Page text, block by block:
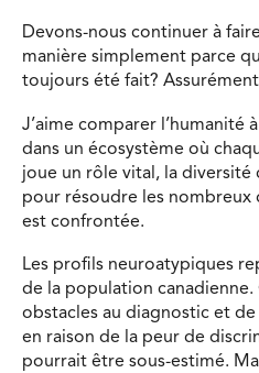
Devons-nous continuer à
manière simplement parce
toujours été fait?
J’aime comparer l’humanité
dans un écosystème où
joue un rôle vital, la diversité
pour résoudre les nombreux
est confrontée.
Les profils neuroatypiques
de la population
obstacles au diagnostic et
en raison de la peur de
pourrait être sous-estimé.